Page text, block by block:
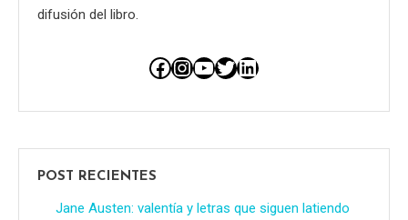
difusión del libro.
Facebook
Instagram
YouTube
Twitter
LinkedIn
POST RECIENTES
Jane Austen: valentía y letras que siguen latiendo